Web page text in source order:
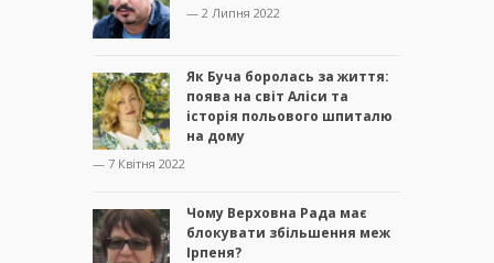
— 2 Липня 2022
Як Буча боролась за життя:
поява на світ Аліси та
історія польового шпиталю
на дому
— 7 Квітня 2022
Чому Верховна Рада має
блокувати збільшення меж
Ірпеня?